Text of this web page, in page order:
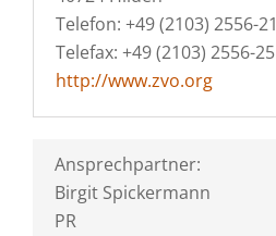
Telefon: +49 (2103) 2556-21
Telefax: +49 (2103) 2556-25
http://www.zvo.org
Ansprechpartner:
Birgit Spickermann
PR